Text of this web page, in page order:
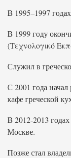
В 1995–1997
В 1999 году
(Τεχνολογικό
Служил в
С 2001 года начал
кафе греческой
В 2012-2013
Москве.
Позже стал